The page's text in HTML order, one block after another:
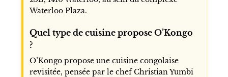
Waterloo Plaza.
Quel type de cuisine propose O’Kongo
?
O’Kongo propose une cuisine congolaise
revisitée, pensée par le chef Christian Yumbi